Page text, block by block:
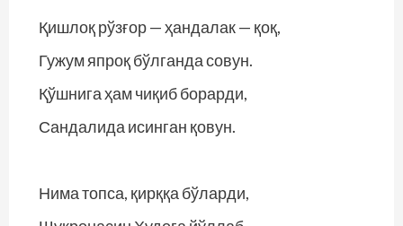
Қишлоқ рўзғор — ҳандалак — қоқ,
Гужум япроқ бўлганда совун.
Қўшнига ҳам чиқиб борарди,
Сандалида исинган қовун.
Нима топса, қирққа бўларди,